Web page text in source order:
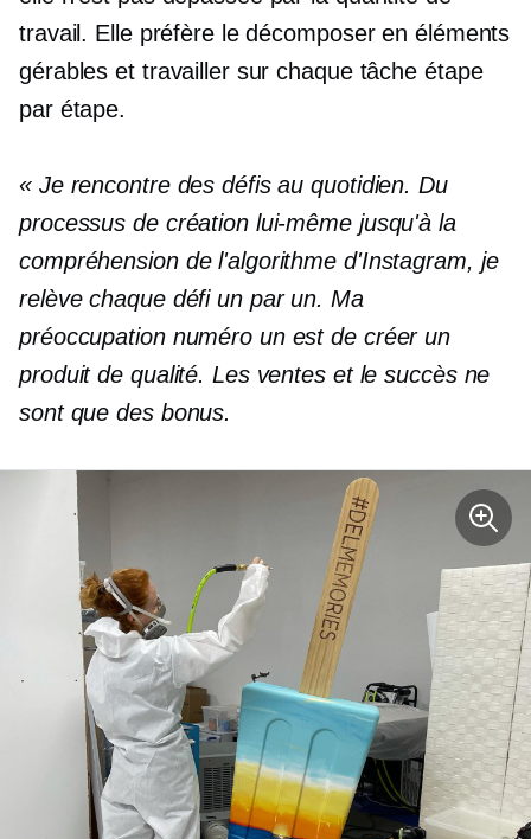
travail. Elle préfère le décomposer en éléments
gérables et travailler sur chaque tâche étape
par étape.
« Je rencontre des défis au quotidien. Du
processus de création lui-même jusqu'à la
compréhension de l'algorithme d'Instagram, je
relève chaque défi un par un. Ma
préoccupation numéro un est de créer un
produit de qualité. Les ventes et le succès ne
sont que des bonus.